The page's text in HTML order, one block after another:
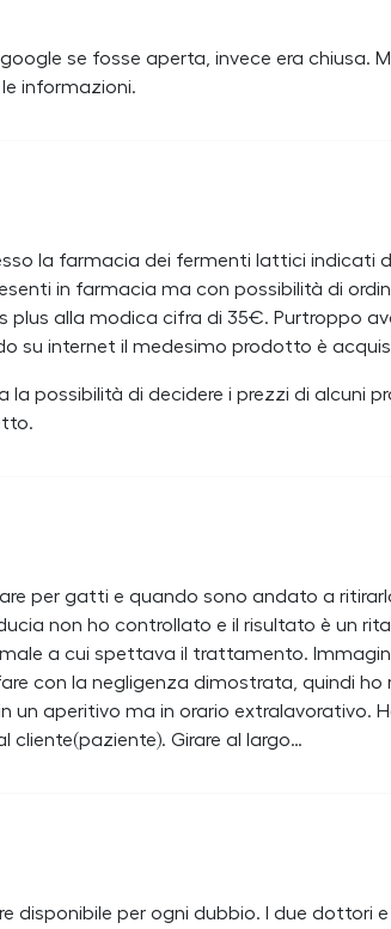
se fosse aperta, invece era chiusa.
informazioni.
la farmacia dei fermenti lattici indicati
in farmacia ma con possibilità di
plus alla modica cifra di 35€. Purtroppo
su internet il medesimo prodotto è
la possibilità di decidere i prezzi di alcuni
per gatti e quando sono andato a
non ho controllato e il risultato è un
a cui spettava il trattamento.
con la negligenza dimostrata, quindi
un aperitivo ma in orario extralavorativo.
cliente(paziente). Girare al largo…
disponibile per ogni dubbio. I due dottori